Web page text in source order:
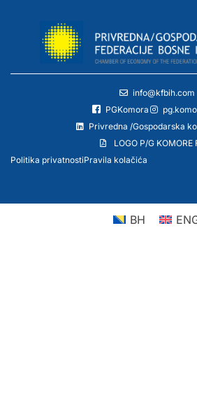
info@kfbih.com
PGKomora
Privredna /Gospodarska
LOGO P/G KOMORE
Politika privatnostiPravila kolačića
BH